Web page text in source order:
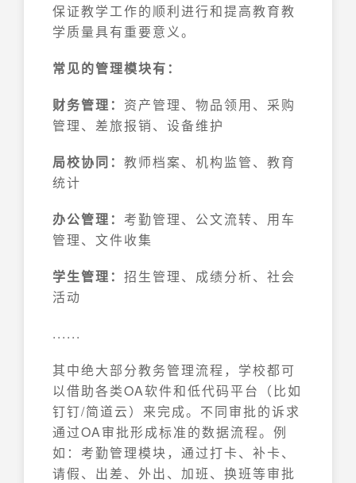
保证教学工作的顺利进行和提高教育教
学质量具有重要意义。
常见的管理模块有：
财务管理： 资产管理、物品领用、采购
管理、差旅报销、设备维护
局校协同： 教师档案、机构监管、教育
统计
办公管理： 考勤管理、公文流转、用车
管理、文件收集
学生管理： 招生管理、成绩分析、社会
活动
......
其中绝大部分教务管理流程，学校都可
以借助各类OA软件和低代码平台（比如
钉钉/简道云）来完成。不同审批的诉求
通过OA审批形成标准的数据流程。例
如：考勤管理模块，通过打卡、补卡、
请假、出差、外出、加班、换班等审批